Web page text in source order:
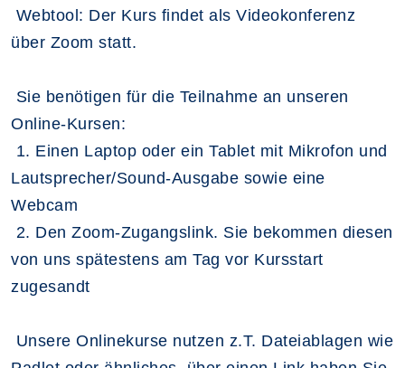
Webtool: Der Kurs findet als Videokonferenz
über Zoom statt.
Sie benötigen für die Teilnahme an unseren
Online-Kursen:
1. Einen Laptop oder ein Tablet mit Mikrofon und
Lautsprecher/Sound-Ausgabe sowie eine
Webcam
2. Den Zoom-Zugangslink. Sie bekommen diesen
von uns spätestens am Tag vor Kursstart
zugesandt
Unsere Onlinekurse nutzen z.T. Dateiablagen wie